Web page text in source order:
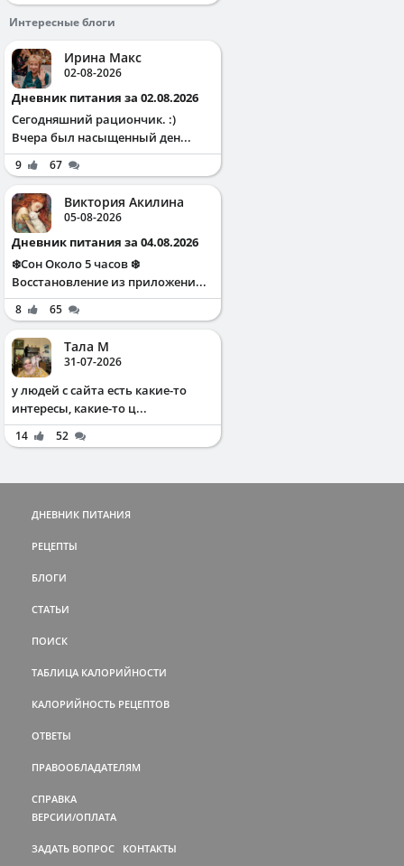
Интересные блоги
Ирина Макс
02-08-2026
Дневник питания за 02.08.2026
Сегодняшний рациончик. :)
Вчера был насыщенный ден...
9 67
Виктория Акилина
05-08-2026
Дневник питания за 04.08.2026
❄️Сон Около 5 часов ❄️
Восстановление из приложени...
8 65
Тала М
31-07-2026
у людей с сайта есть какие-то
интересы, какие-то ц...
14 52
ДНЕВНИК ПИТАНИЯ
РЕЦЕПТЫ
БЛОГИ
СТАТЬИ
ПОИСК
ТАБЛИЦА КАЛОРИЙНОСТИ
КАЛОРИЙНОСТЬ РЕЦЕПТОВ
ОТВЕТЫ
ПРАВООБЛАДАТЕЛЯМ
СПРАВКА
ВЕРСИИ/ОПЛАТА
ЗАДАТЬ ВОПРОС КОНТАКТЫ